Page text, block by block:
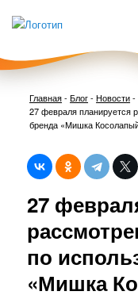
Главная-Блог- Новости-
27 февраля планируется
бренда «Мишка
27
по
«Мишка